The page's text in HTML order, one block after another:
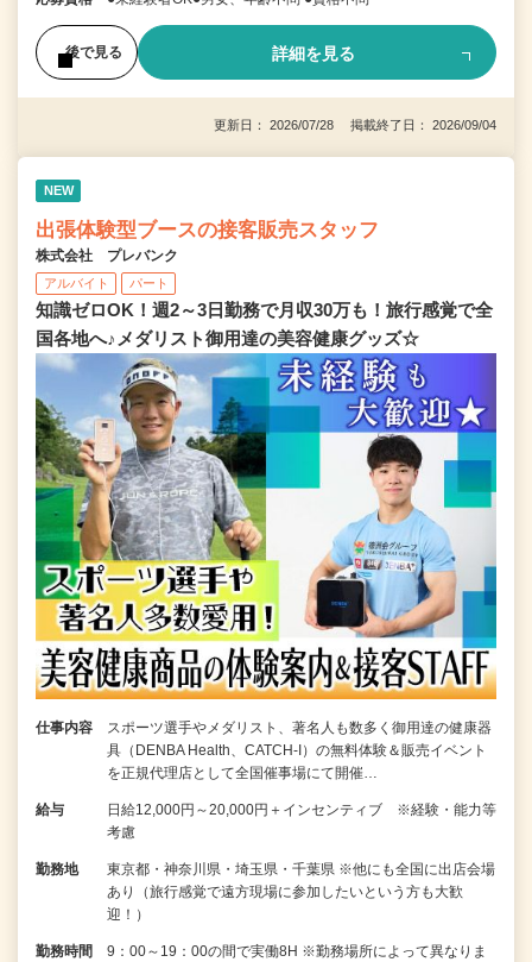
後で見る 詳細を見る
更新日： 2026/07/28 掲載終了日： 2026/09/04
NEW
出張体験型ブースの接客販売スタッフ
株式会社 プレバンク
アルバイト パート
知識ゼロOK！週2～3日勤務で月収30万も！旅行感覚で全
国各地へ♪メダリスト御用達の美容健康グッズ☆
仕事内容
スポーツ選手やメダリスト、著名人も数多く御用達の健康器
具（DENBA Health、CATCH-I）の無料体験＆販売イベント
を正規代理店として全国催事場にて開催…
給与
日給12,000円～20,000円＋インセンティブ ※経験・能力等
考慮
勤務地
東京都・神奈川県・埼玉県・千葉県 ※他にも全国に出店会場
あり（旅行感覚で遠方現場に参加したいという方も大歓
迎！）
勤務時間
9：00～19：00の間で実働8H ※勤務場所によって異なりま